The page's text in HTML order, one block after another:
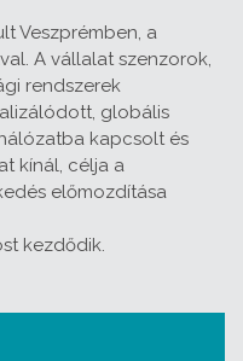
Veszprémben, a
A vállalat szenzorok,
rendszerek
globális
kapcsolt és
kínál, célja a
előmozdítása
kezdődik.